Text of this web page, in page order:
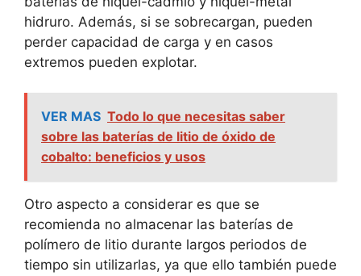
hidruro. Además, si se sobrecargan, pueden
perder capacidad de carga y en casos
extremos pueden explotar.
VER MAS Todo lo que necesitas saber
sobre las baterías de litio de óxido de
cobalto: beneficios y usos
Otro aspecto a considerar es que se
recomienda no almacenar las baterías de
polímero de litio durante largos periodos de
tiempo sin utilizarlas, ya que ello también puede